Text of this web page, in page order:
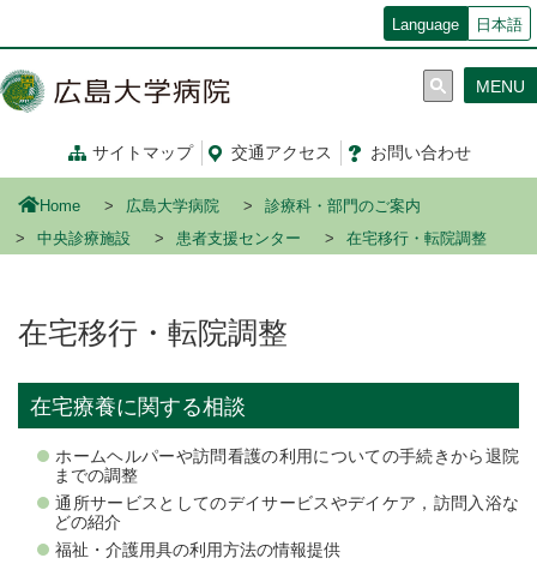
コ
ン
移
Language 日本語
サイトマップ 交通アクセス お問い合わせ
MENU
Home 広島大学病院
診療科・部門のご案内
中央診療施設
患者支援センター 在宅移行・転院調整
在宅移行・転院調整
在宅療養に関する相談
ホームヘルパーや訪問看護の利用についての手続きから退院
までの調整
通所サービスとしてのデイサービスやデイケア，訪問入浴な
どの紹介
福祉・介護用具の利用方法の情報提供